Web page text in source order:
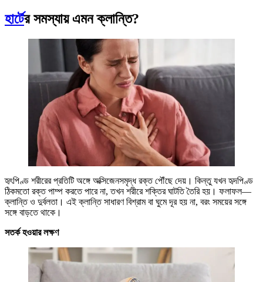
হার্টের সমস্যায় এমন ক্লান্তি?
হৃৎপিণ্ড শরীরের প্রতিটি অঙ্গে অক্সিজেনসমৃদ্ধ রক্ত পৌঁছে দেয়। কিন্তু যখন হৃদপিণ্ড
ঠিকমতো রক্ত পাম্প করতে পারে না, তখন শরীরে শক্তির ঘাটতি তৈরি হয়। ফলাফল—
ক্লান্তি ও দুর্বলতা। এই ক্লান্তি সাধারণ বিশ্রাম বা ঘুমে দূর হয় না, বরং সময়ের সঙ্গে
সঙ্গে বাড়তে থাকে।
সতর্ক হওয়ার লক্ষণ